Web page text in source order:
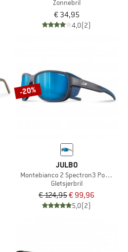
Zonnebril
€ 34,95
4,0(2)
-20%
JULBO
Montebianco 2 Spectron3 Polarized
Gletsjerbril
€ 124,95€ 99,96
5,0(2)